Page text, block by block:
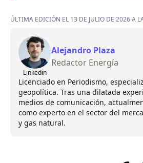
ÚLTIMA EDICIÓN EL 13 DE JULIO DE 2026 A
Linkedin
Alejandro Plaza
Redactor Energía
Licenciado en Periodismo,
geopolítica. Tras una dilatada
medios de comunicación,
como experto en el sector del
y gas natural.